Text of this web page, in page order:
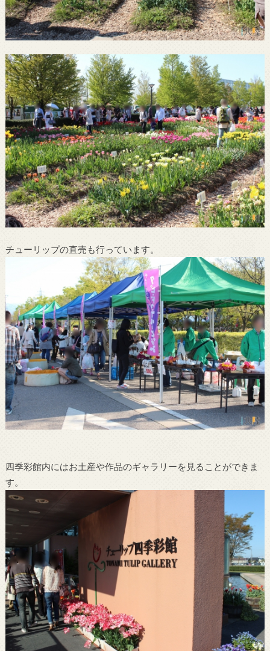
チューリップの直売も行っています。
四季彩館内にはお土産や作品のギャラリーを見ることができま
す。